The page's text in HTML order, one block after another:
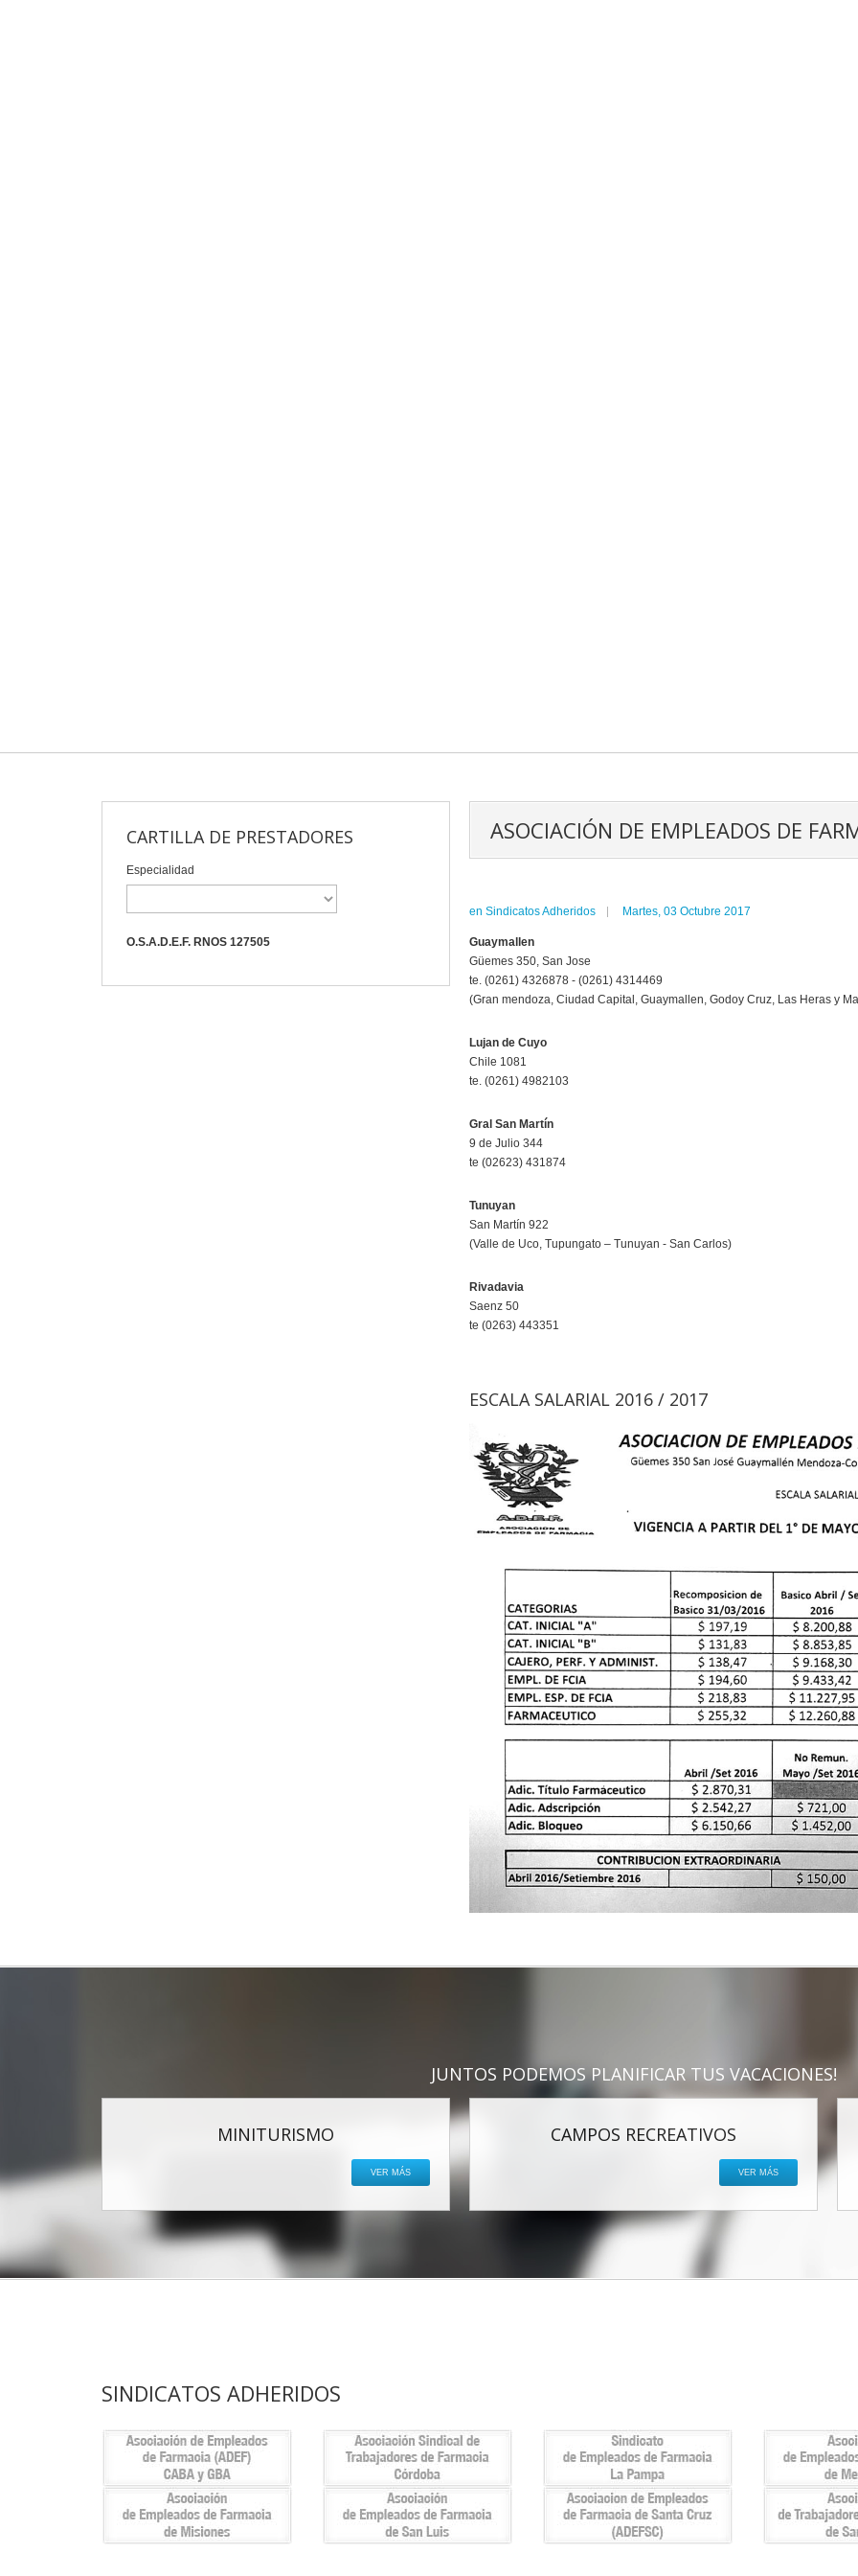
CARTILLA DE PRESTADORES
Especialidad
O.S.A.D.E.F. RNOS 127505
ASOCIACIÓN DE EMPLEADOS DE
en Sindicatos Adheridos Martes, 03 Octubre 2017
Guaymallen
Güemes 350, San Jose
te. (0261) 4326878 - (0261) 4314469
(Gran mendoza, Ciudad Capital, Guaymallen, Godoy Cruz, Las Heras y
Lujan de Cuyo
Chile 1081
te. (0261) 4982103
Gral San Martín
9 de Julio 344
te (02623) 431874
Tunuyan
San Martín 922
(Valle de Uco, Tupungato – Tunuyan - San Carlos)
Rivadavia
Saenz 50
te (0263) 443351
ESCALA SALARIAL 2016 / 2017
JUNTOS PODEMOS PLANIFICAR TUS VACACIONES!
MINITURISMO
VER MÁS
CAMPOS RECREATIVOS
VER MÁS
SINDICATOS ADHERIDOS